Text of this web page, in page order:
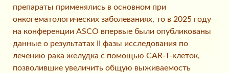
препараты применялись в основном при
онкогематологических заболеваниях, то в 2025 году
на конференции ASCO впервые были опубликованы
данные о результатах II фазы исследования по
лечению рака желудка с помощью CAR-T-клеток,
позволившие увеличить общую выживаемость